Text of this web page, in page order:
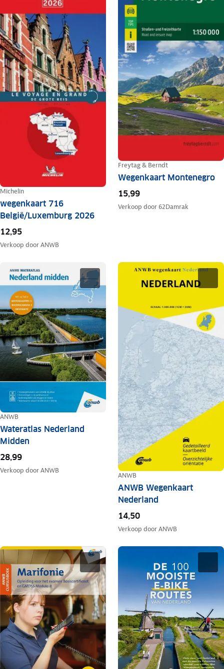
Michelin
wegenkaart 716
België/Luxemburg 2026
12,95
Verkoop doorANWB
Freytag & Berndt
Wegenkaart Montenegro
15,99
Verkoop door 62Damrak
ANWB
Wateratlas Nederland
Midden
28,99
Verkoop doorANWB
ANWB
ANWB Wegenkaart
Nederland
14,50
Verkoop doorANWB